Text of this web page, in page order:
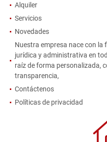
Alquiler
Servicios
Novedades
Nuestra empresa nace con la
jurídica y administrativa en
raíz de forma personalizada,
transparencia,
Contáctenos
Políticas de privacidad